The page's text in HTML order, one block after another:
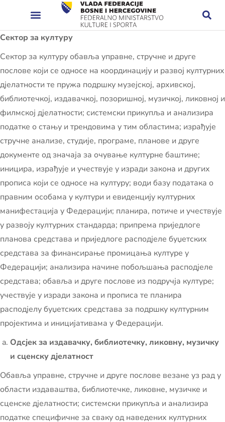
Сектор за културу
Сектор за културу обавља управне, стручне и друге
послове који се односе на координацију и развој културних
дјелатности те пружа подршку музејској, архивској,
библиотечкој, издавачкој, позоришној, музичкој, ликовној и
филмској дјелатности; системски прикупља и анализира
податке о стању и трендовима у тим областима; израђује
стручне анализе, студије, програме, планове и друге
документе од значаја за очување културне баштине;
иницира, израђује и учествује у изради закона и других
прописа који се односе на културу; води базу података о
правним особама у култури и евиденцију културних
манифестација у Федерацији; планира, потиче и учествује
у развоју културних стандарда; припрема приједлоге
планова средстава и приједлоге расподјеле буџетских
средстава за финансирање промицања културе у
Федерацији; анализира начине побољшања расподјеле
средстава; обавља и друге послове из подручја културе;
учествује у изради закона и прописа те планира
расподјелу буџетских средстава за подршку културним
пројектима и иницијативама у Федерацији.
Одсјек за издавачку, библиотечку, ликовну, музичку
и сценску дјелатност
Обавља управне, стручне и друге послове везане уз рад у
области издаваштва, библиотечке, ликовне, музичке и
сценске дјелатности; системски прикупља и анализира
податке специфичне за сваку од наведених културних